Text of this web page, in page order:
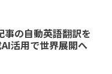
の自動英語翻訳を
活用で世界展開へ